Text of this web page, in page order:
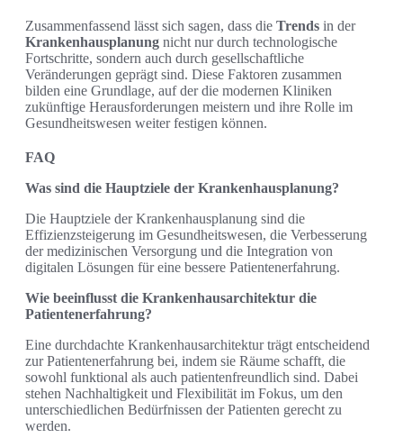
Zusammenfassend lässt sich sagen, dass die Trends in der
Krankenhausplanung nicht nur durch technologische
Fortschritte, sondern auch durch gesellschaftliche
Veränderungen geprägt sind. Diese Faktoren zusammen
bilden eine Grundlage, auf der die modernen Kliniken
zukünftige Herausforderungen meistern und ihre Rolle im
Gesundheitswesen weiter festigen können.
FAQ
Was sind die Hauptziele der Krankenhausplanung?
Die Hauptziele der Krankenhausplanung sind die
Effizienzsteigerung im Gesundheitswesen, die Verbesserung
der medizinischen Versorgung und die Integration von
digitalen Lösungen für eine bessere Patientenerfahrung.
Wie beeinflusst die Krankenhausarchitektur die
Patientenerfahrung?
Eine durchdachte Krankenhausarchitektur trägt entscheidend
zur Patientenerfahrung bei, indem sie Räume schafft, die
sowohl funktional als auch patientenfreundlich sind. Dabei
stehen Nachhaltigkeit und Flexibilität im Fokus, um den
unterschiedlichen Bedürfnissen der Patienten gerecht zu
werden.